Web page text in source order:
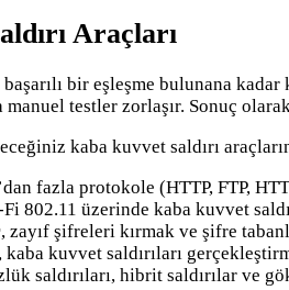
Araçları
başarılı bir eşleşme bulunana
testler zorlaşır. Sonuç
kaba kuvvet saldırı
fazla protokole (HTTP, FTP,
802.11 üzerinde kaba kuvvet
, zayıf şifreleri kırmak ve şifre
kaba kuvvet saldırıları
saldırıları, hibrit saldırılar ve